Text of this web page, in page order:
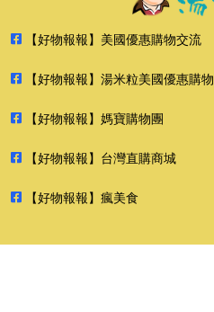
【好物報報】美國優惠購物交流
【好物報報】湯米粒美國優惠購物
【好物報報】媽寶購物團
【好物報報】台灣直購商城
【好物報報】瘋美食